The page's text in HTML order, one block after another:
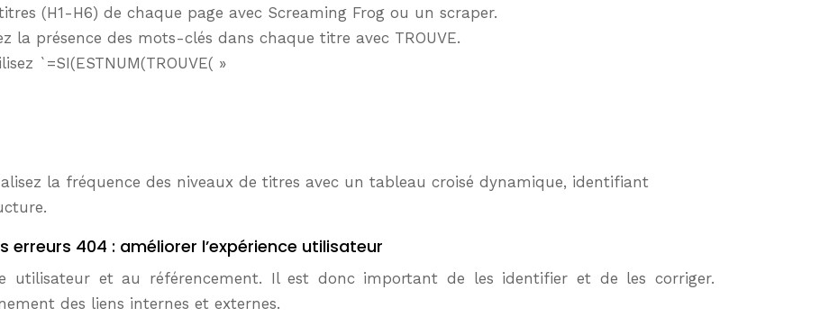
(H1-H6) de chaque page avec Screaming Frog ou un scraper.
la présence des mots-clés dans chaque titre avec TROUVE.
`=SI(ESTNUM(TROUVE( »
la fréquence des niveaux de titres avec un tableau croisé dynamique, identifiant
404 : améliorer l’expérience utilisateur
utilisateur et au référencement. Il est donc important de les identifier et de les corriger.
des liens internes et externes.